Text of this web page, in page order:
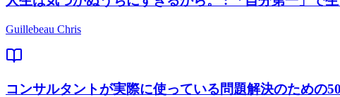
Guillebeau Chris
コンサルタントが実際に使っている問題解決のための